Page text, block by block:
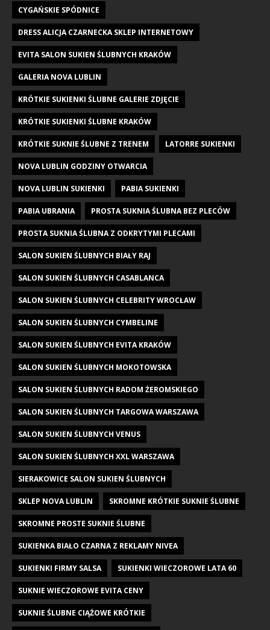
CYGAŃSKIE SPÓDNICE
DRESS ALICJA CZARNECKA SKLEP INTERNETOWY
EVITA SALON SUKIEN ŚLUBNYCH KRAKÓW
GALERIA NOVA LUBLIN
KRÓTKIE SUKIENKI ŚLUBNE GALERIE ZDJĘCIE
KRÓTKIE SUKIENKI ŚLUBNE KRAKÓW
KRÓTKIE SUKNIE ŚLUBNE Z TRENEM LATORRE SUKIENKI
NOVA LUBLIN GODZINY OTWARCIA
NOVA LUBLIN SUKIENKI PABIA SUKIENKI
PABIA UBRANIA PROSTA SUKNIA ŚLUBNA BEZ PLECÓW
PROSTA SUKNIA ŚLUBNA Z ODKRYTYMI PLECAMI
SALON SUKIEN ŚLUBNYCH BIAŁY RAJ
SALON SUKIEN ŚLUBNYCH CASABLANCA
SALON SUKIEN ŚLUBNYCH CELEBRITY WROCŁAW
SALON SUKIEN ŚLUBNYCH CYMBELINE
SALON SUKIEN ŚLUBNYCH EVITA KRAKÓW
SALON SUKIEN ŚLUBNYCH MOKOTOWSKA
SALON SUKIEN ŚLUBNYCH RADOM ŻEROMSKIEGO
SALON SUKIEN ŚLUBNYCH TARGOWA WARSZAWA
SALON SUKIEN ŚLUBNYCH VENUS
SALON SUKIEN ŚLUBNYCH XXL WARSZAWA
SIERAKOWICE SALON SUKIEN ŚLUBNYCH
SKLEP NOVA LUBLIN SKROMNE KRÓTKIE SUKNIE ŚLUBNE
SKROMNE PROSTE SUKNIE ŚLUBNE
SUKIENKA BIAŁO CZARNA Z REKLAMY NIVEA
SUKIENKI FIRMY SALSA SUKIENKI WIECZOROWE LATA 60
SUKNIE WIECZOROWE EVITA CENY
SUKNIE ŚLUBNE CIĄŻOWE KRÓTKIE